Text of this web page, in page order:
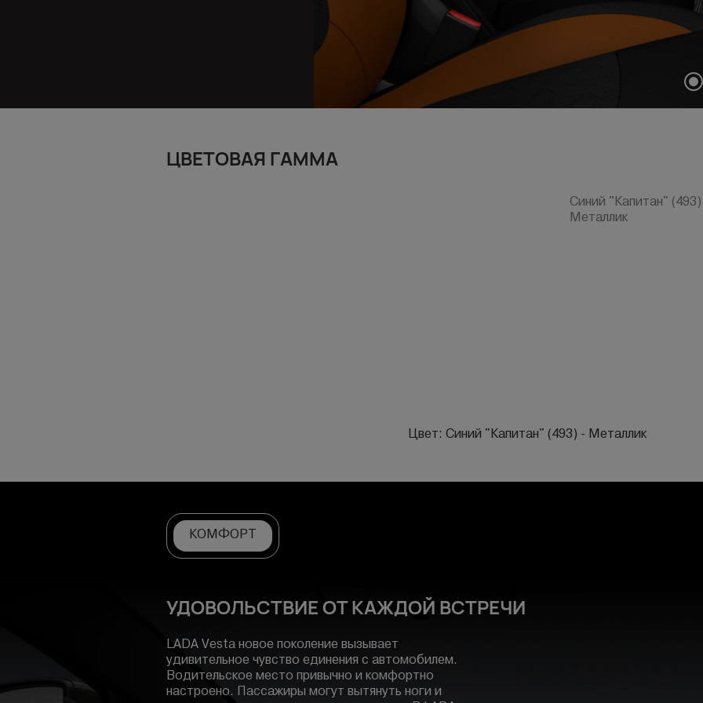
ЦВЕТОВАЯ ГАММА
Синий "Капитан" (493)
Металлик
Цвет: Синий "Капитан" (493) - Металлик
КОМФОРТ
УДОВОЛЬСТВИЕ ОТ КАЖДОЙ ВСТРЕЧИ
LADA Vesta новое поколение вызывает
удивительное чувство единения с автомобилем.
Водительское место привычно и комфортно
настроено. Пассажиры могут вытянуть ноги и